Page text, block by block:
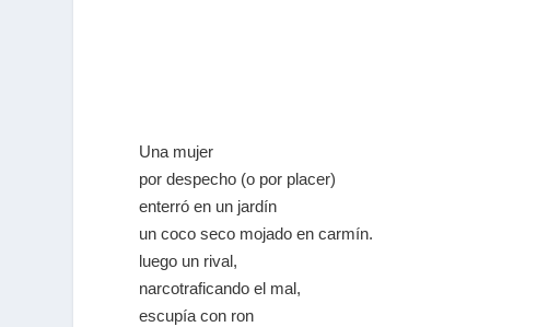
Una mujer
por despecho (o por placer)
enterró en un jardín
un coco seco mojado en carmín.
luego un rival,
narcotraficando el mal,
escupía con ron